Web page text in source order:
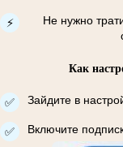
⚡
Не нужно
Как
✅ Зайдите в
✅ Включите